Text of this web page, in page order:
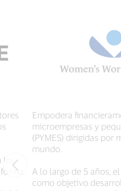
los
Empodera
microempresas y
(PYMES) dirigidas por
mundo.
A lo largo de 5 años,
como objetivo